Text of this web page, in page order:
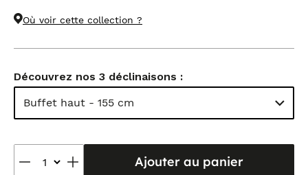
Où voir cette collection ?
Découvrez nos 3 déclinaisons :
Buffet haut - 155 cm
Ajouter au panier